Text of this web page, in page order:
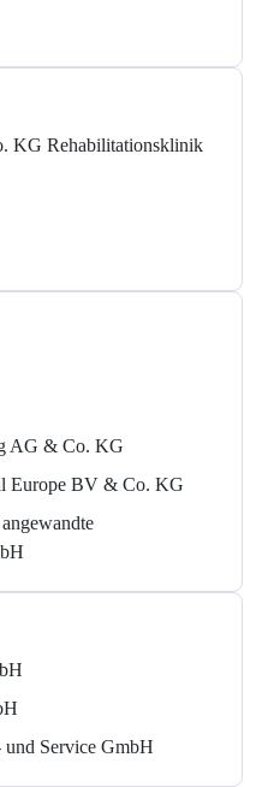
KG Rehabilitationsklinik
AG & Co. KG
Europe BV & Co. KG
Service GmbH